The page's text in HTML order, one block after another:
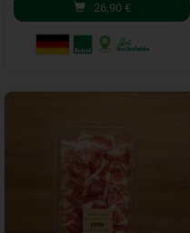
26,90 €